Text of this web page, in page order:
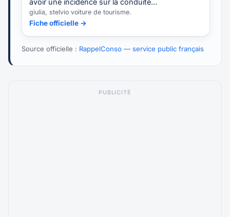
giulia, stelvio voiture de tourisme.
Fiche officielle →
Source officielle : RappelConso — service public français
PUBLICITÉ